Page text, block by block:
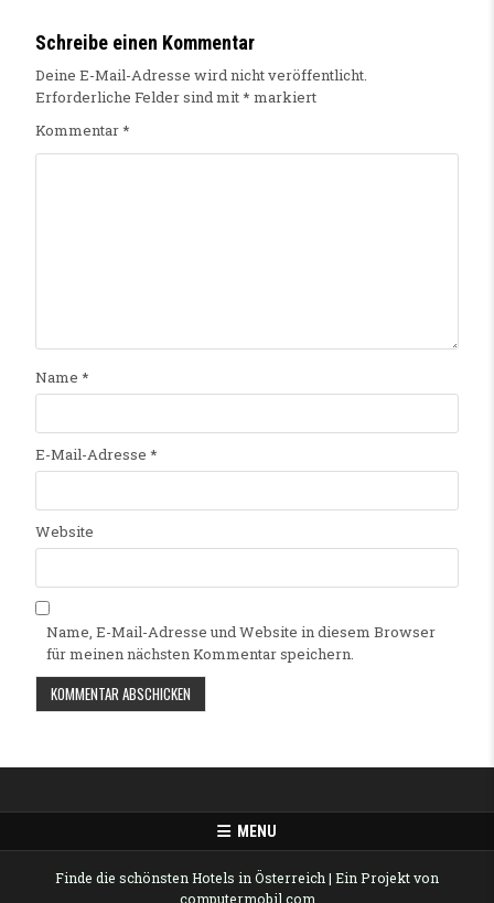
Schreibe einen Kommentar
Deine E-Mail-Adresse wird nicht veröffentlicht.
Erforderliche Felder sind mit* markiert
Kommentar*
Name *
E-Mail-Adresse *
Website
Name, E-Mail-Adresse und Website in diesem Browser
für meinen nächsten Kommentar speichern.
MENU
Finde die schönsten Hotels in Österreich | Ein Projekt von
computermobil.com